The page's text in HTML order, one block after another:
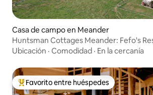
Casa de campo en Meander
Huntsman Cottages Meander: Fefo's
Ubicación · Comodidad · En la cercanía
Favorito entre huéspedes preferido
Favorito entre huéspedes